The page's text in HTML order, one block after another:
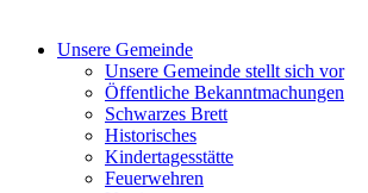
Unsere Gemeinde
Unsere Gemeinde stellt sich vor
Öffentliche Bekanntmachungen
Schwarzes Brett
Historisches
Kindertagesstätte
Feuerwehren